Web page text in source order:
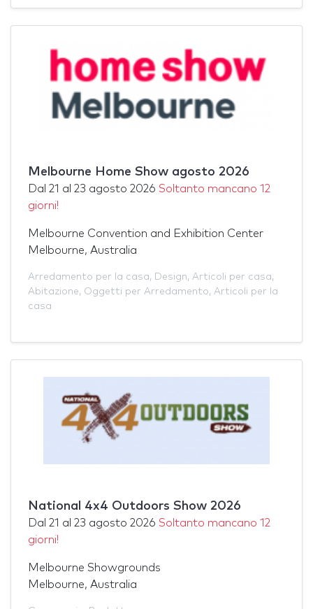
Melbourne Home Show agosto 2026
Dal 21 al 23 agosto 2026 Soltanto mancano 12
giorni!
Melbourne Convention and Exhibition Center
Melbourne, Australia
Arredamento per la casa, Design, Articoli per casa,
Abitazione, Oggetti per Arredamento, Articoli per la
casa
National 4x4 Outdoors Show 2026
Dal 21 al 23 agosto 2026 Soltanto mancano 12
giorni!
Melbourne Showgrounds
Melbourne, Australia